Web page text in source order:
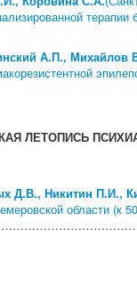
А.П., Михайлов
ЛЕТОПИСЬ
Д.В., Никитин П.И.,
области (к